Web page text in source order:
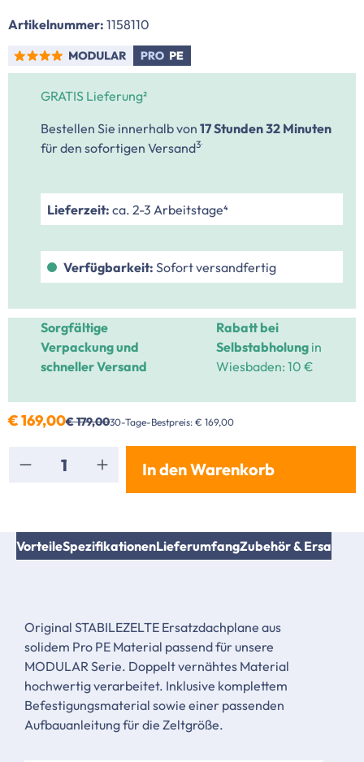
Artikelnummer: 1158110
GRATIS Lieferung²
Bestellen Sie innerhalb von 17 Stunden32 Minuten
für den sofortigen Versand3
Lieferzeit: ca. 2-3 Arbeitstage⁴
Verfügbarkeit: Sofort versandfertig
Sorgfältige
Verpackung und
schneller Versand
Rabatt bei
Selbstabholung in
Wiesbaden: 10 €
€ 169,00€ 179,0030-Tage-Bestpreis: € 169,00
Produkt Anzahl: Gib den gewünschten
In den Warenkorb
VorteileSpezifikationenLieferumfangZubehör &
Original STABILEZELTE Ersatzdachplane aus
solidem Pro PE Material passend für unsere
MODULAR Serie. Doppelt vernähtes Material
hochwertig verarbeitet. Inklusive komplettem
Befestigungsmaterial sowie einer passenden
Aufbauanleitung für die Zeltgröße.